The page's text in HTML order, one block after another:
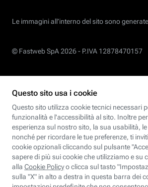
Le immagini all’interno del sito sono
© Fastweb SpA 2026 - P.IVA 12878470157